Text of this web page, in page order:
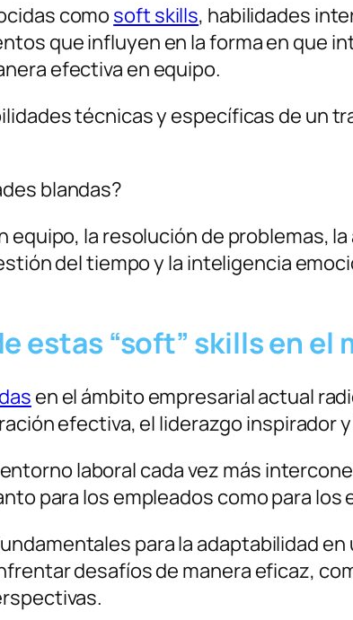
como soft skills, habilidades
que influyen en la forma en que
efectiva en equipo.
técnicas y específicas de un
blandas?
la resolución de problemas,
del tiempo y la inteligencia
estas “soft” skills en el
en el ámbito empresarial actual
efectiva, el liderazgo inspirador
laboral cada vez más
para los empleados como para los
para la adaptabilidad
desafíos de manera eficaz,